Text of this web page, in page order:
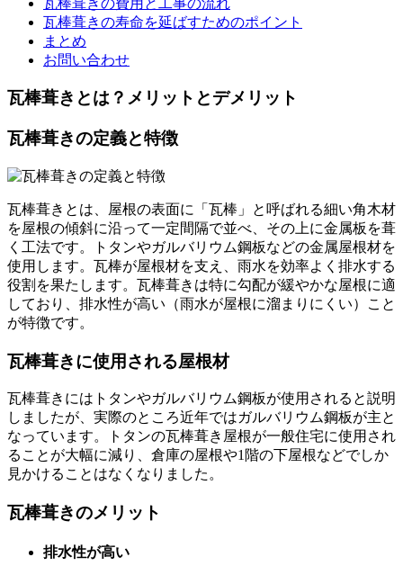
瓦棒葺きの寿命を延ばすためのポイント
まとめ
お問い合わせ
瓦棒葺きとは？メリットとデメリット
瓦棒葺きの定義と特徴
瓦棒葺きとは、屋根の表面に「瓦棒」
と呼ばれる細い角木材
を屋根の傾斜に沿って一定間隔で並べ、その上に金属板を葺
く工法です。
トタンやガルバリウム鋼板などの金属屋根材を
使用します。瓦棒が屋根材を支え、雨水を効率よく排水する
役割を果たします。瓦棒葺きは特に勾配が緩やかな屋根に適
しており、排水性が高い（雨水が屋根に溜まりにくい）こと
が特徴です。
瓦棒葺きに使用される屋根材
瓦棒葺きにはトタンやガルバリウム鋼板が使用されると説明
しましたが、実際のところ近年ではガルバリウム鋼板が主と
なっています。トタンの瓦棒葺き屋根が一般住宅に使用され
ることが大幅に減り、倉庫の屋根や1階の下屋根などでしか
見かけることはなくなりました。
瓦棒葺きのメリット
排水性が高い